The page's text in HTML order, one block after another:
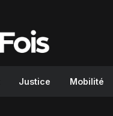
Justice Mobilité